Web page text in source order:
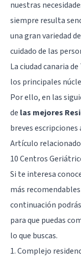
nuestras
siempre resulta
una gran variedad
cuidado de las
La ciudad canaria
los principales
Por ello, en las
de las mejores
breves escripciones
Artículo
10 Centros
Si te interesa
más
continuación
para que puedas
lo que buscas.
1. Complejo